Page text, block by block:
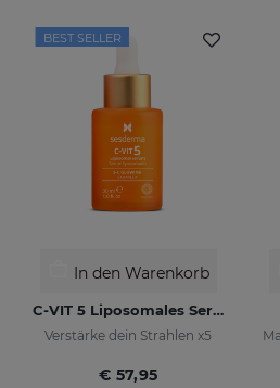
BEST SELLER
In den Warenkorb
C-VIT 5 Liposomales Serum
Verstärke dein Strahlen x5
€ 57,95